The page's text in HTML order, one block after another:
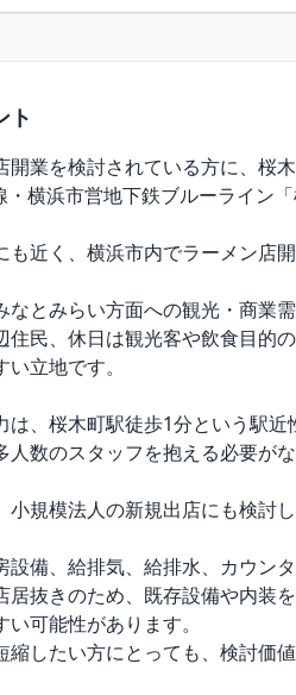
ト
開業を検討されている方に、桜
・横浜市営地下鉄ブルーライン
も近く、横浜市内でラーメン店
なとみらい方面への観光・商業
住民、休日は観光客や飲食目的
立地です。
は、桜木町駅徒歩1分という駅
人数のスタッフを抱える必要が
規模法人の新規出店にも検討
設備、給排気、給排水、カウン
居抜きのため、既存設備や内装
可能性があります。
したい方にとっても、検討価値